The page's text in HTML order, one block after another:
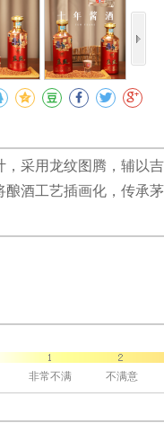
采用龙纹图腾，辅以
酒工艺插画化，传承
非常不满 不满意